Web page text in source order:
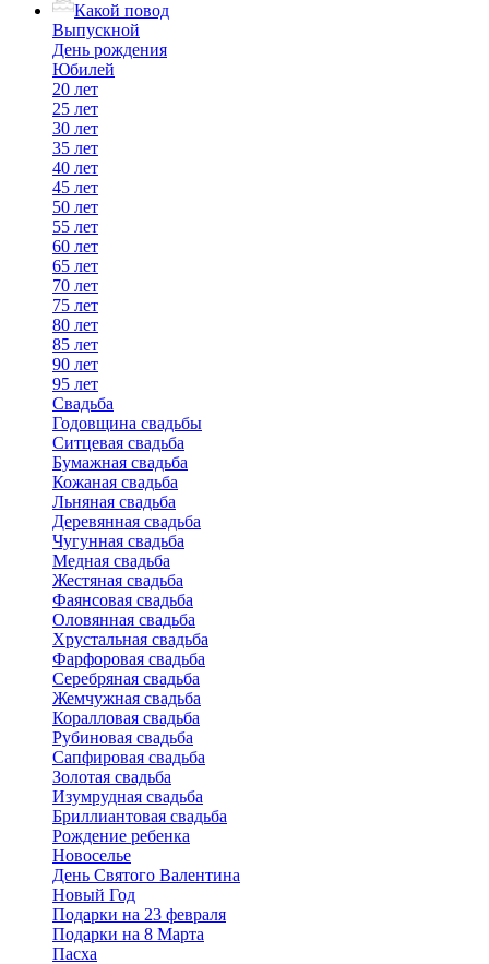
Какой повод
Выпускной
День рождения
Юбилей
20 лет
25 лет
30 лет
35 лет
40 лет
45 лет
50 лет
55 лет
60 лет
65 лет
70 лет
75 лет
80 лет
85 лет
90 лет
95 лет
Свадьба
Годовщина свадьбы
Ситцевая свадьба
Бумажная свадьба
Кожаная свадьба
Льняная свадьба
Деревянная свадьба
Чугунная свадьба
Медная свадьба
Жестяная свадьба
Фаянсовая свадьба
Оловянная свадьба
Хрустальная свадьба
Фарфоровая свадьба
Серебряная свадьба
Жемчужная свадьба
Коралловая свадьба
Рубиновая свадьба
Сапфировая свадьба
Золотая свадьба
Изумрудная свадьба
Бриллиантовая свадьба
Рождение ребенка
Новоселье
День Святого Валентина
Новый Год
Подарки на 23 февраля
Подарки на 8 Марта
Пасха